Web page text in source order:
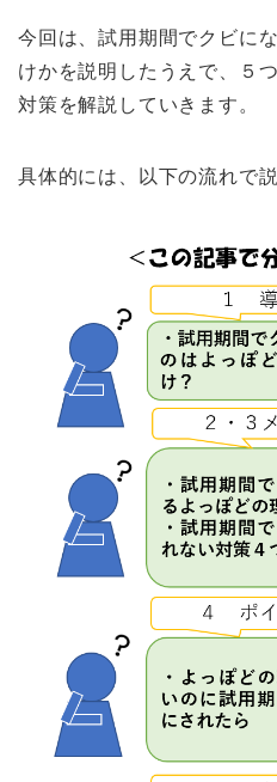
今回は、試用期間でクビに
けかを説明したうえで、５
対策を解説していきます。
具体的には、以下の流れで